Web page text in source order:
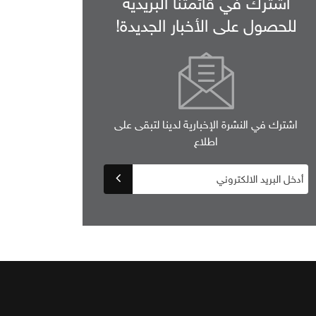
للحصول على الأخبار الجديدة!
اشترك في النشرة الإخبارية لدينا لتبقى على
اطلاع